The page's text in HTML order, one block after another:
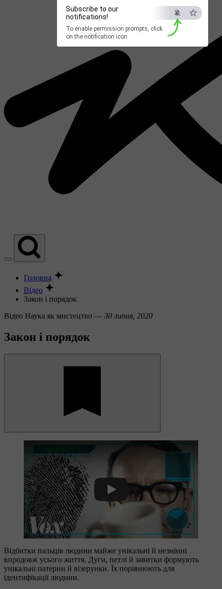
Subscribe to our
notifications!
To enable permission prompts, click
on the notification icon
Головна
Відео
Закон і порядок
Вiдео Наука як мистецтво — 30 липня, 2020
Закон і порядок
Play
Відбитки пальців людини майже унікальні й незмінні
впродовж усього життя. Дуги, петлі й завитки формують
унікальні патерни й візерунки. Їх порівнюють для
ідентифікації людини.